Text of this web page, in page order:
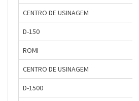
CENTRO DE USINAGEM
D-150
ROMI
CENTRO DE USINAGEM
D-1500